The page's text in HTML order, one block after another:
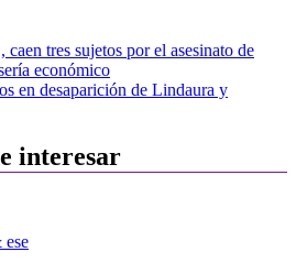
caen tres sujetos por el asesinato de
económico
en desaparición de Lindaura y
interesar
ese